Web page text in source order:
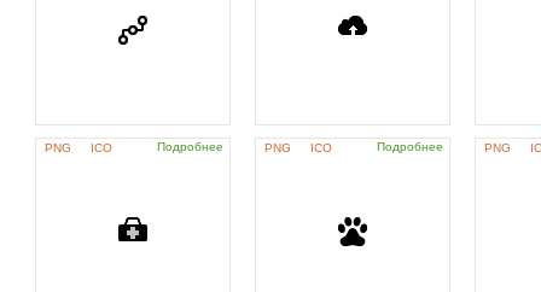
PNG ICO Подробнее PNG ICO Подробнее PNG